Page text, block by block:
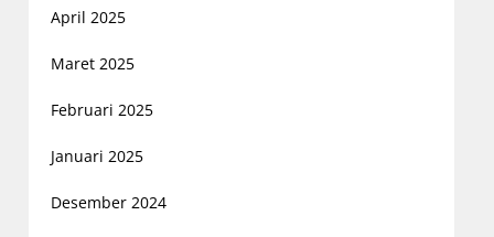
April 2025
Maret 2025
Februari 2025
Januari 2025
Desember 2024